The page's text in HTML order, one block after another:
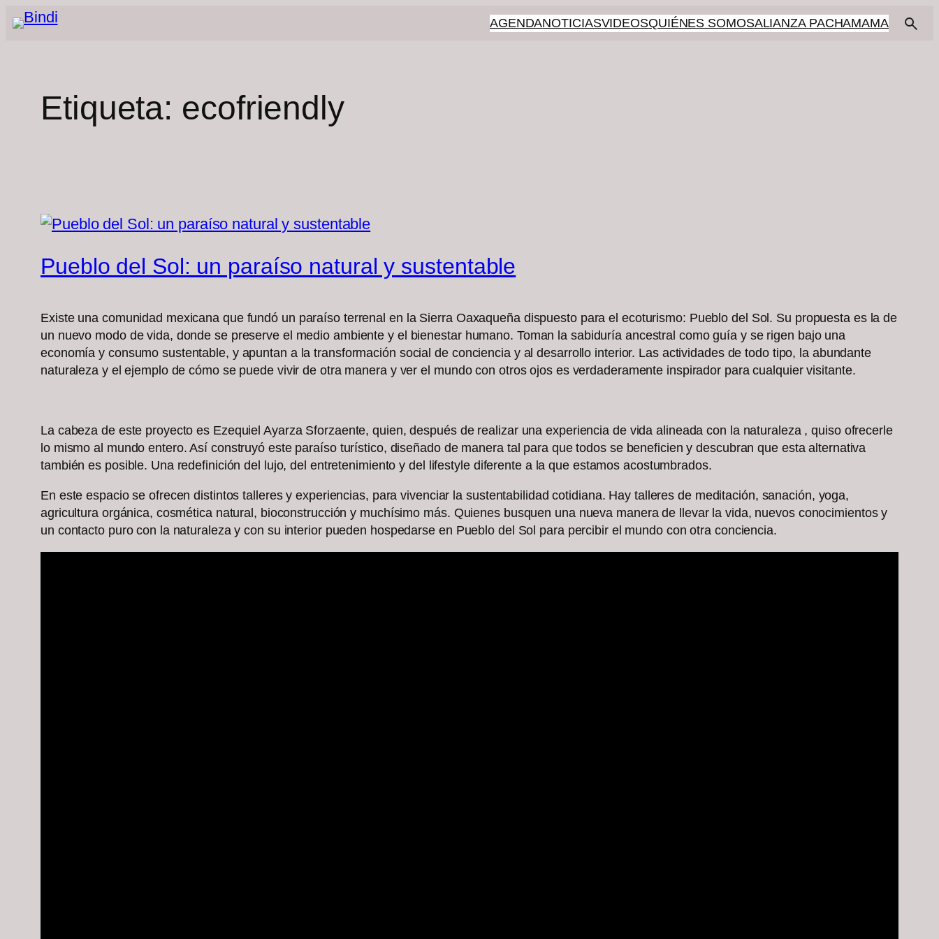
Saltar
AGENDANOTICIASVIDEOSQUIÉNES SOMOSALIANZA PACHAMAMA
Etiqueta: ecofriendly
Pueblo del Sol: un paraíso natural y sustentable
Existe una comunidad mexicana que fundó un paraíso terrenal en la Sierra Oaxaqueña dispuesto para el ecoturismo: Pueblo del Sol. Su propuesta es la de
un nuevo modo de vida, donde se preserve el medio ambiente y el bienestar humano. Toman la sabiduría ancestral como guía y se rigen bajo una
economía y consumo sustentable, y apuntan a la transformación social de conciencia y al desarrollo interior. Las actividades de todo tipo, la abundante
naturaleza y el ejemplo de cómo se puede vivir de otra manera y ver el mundo con otros ojos es verdaderamente inspirador para cualquier visitante.
La cabeza de este proyecto es Ezequiel Ayarza Sforzaente, quien, después de realizar una experiencia de vida alineada con la naturaleza , quiso ofrecerle
lo mismo al mundo entero. Así construyó este paraíso turístico, diseñado de manera tal para que todos se beneficien y descubran que esta alternativa
también es posible. Una redefinición del lujo, del entretenimiento y del lifestyle diferente a la que estamos acostumbrados.
En este espacio se ofrecen distintos talleres y experiencias, para vivenciar la sustentabilidad cotidiana. Hay talleres de meditación, sanación, yoga,
agricultura orgánica, cosmética natural, bioconstrucción y muchísimo más. Quienes busquen una nueva manera de llevar la vida, nuevos conocimientos y
un contacto puro con la naturaleza y con su interior pueden hospedarse en Pueblo del Sol para percibir el mundo con otra conciencia.